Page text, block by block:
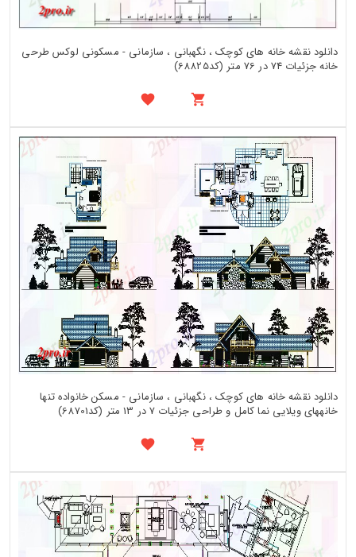
دانلود نقشه خانه های کوچک ، نگهبانی ، سازمانی - مسکونی لوکس طرحی
خانه جزئیات 74 در 76 متر (کد68825)
دانلود نقشه خانه های کوچک ، نگهبانی ، سازمانی - مسکن خانواده تنها
خانههای ویلایی نما کامل و طراحی جزئیات 7 در 13 متر (کد68701)